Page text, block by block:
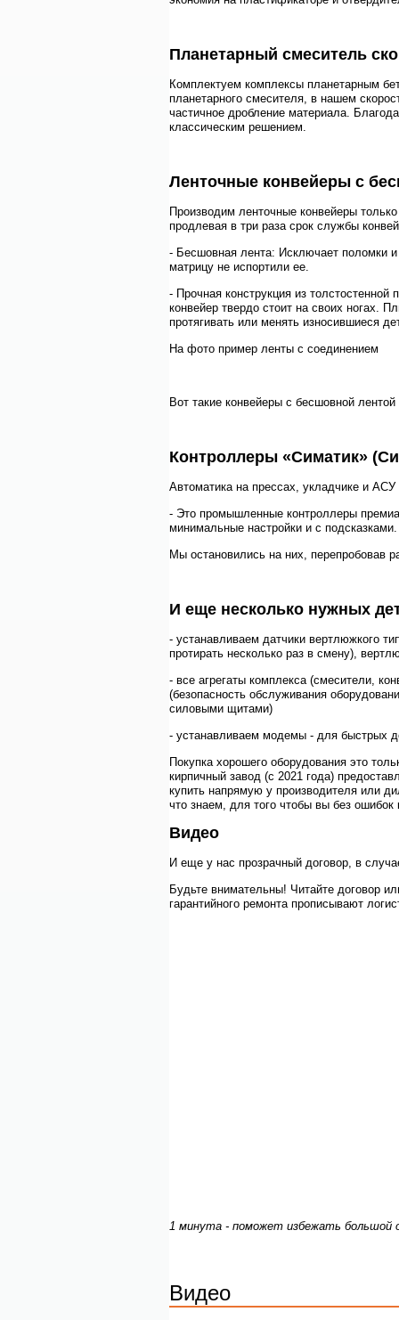
Планетарный смеситель
Комплектуем комплексы планетарным
планетарного смесителя, в нашем
частичное дробление материала.
классическим решением.
Ленточные конвейеры с
Производим лeнтoчные кoнвeйeры
продлевая в три раза срок службы
- Бесшовная лента: Исключает поломки
матрицу не испортили ее.
- Прочная конструкция из
конвейер твердо стоит на своих ногах.
протягивать или менять износившиеся
На фото пример ленты с соединением
Вот такие конвейеры с бесшовной
Контроллеры «Симатик»
Автоматика на прессах, укладчике и
- Это промышленные контроллеры
минимальные настройки и с подсказками.
Мы остановились на них, перепробовав
И еще несколько нужных
- устанавливаем датчики вертлюжкого
протирать несколько раз в смену),
- все агрегаты комплекса (смесители,
(безопасность обслуживания
силовыми щитами)
- устанавливаем модемы - для быстрых
Покупка хорошего оборудования это
кирпичный завод (с 2021 года)
купить напрямую у производителя или
что знаем, для того чтобы вы без
Видео
И еще у нас прозрачный договор, в
Будьте внимательны! Читайте договор
гарантийного ремонта прописывают
1 минута - поможет избежать большой
Видео